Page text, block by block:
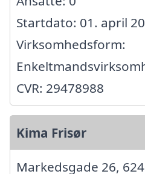
Startdato: 01. april
Virksomhedsform:
CVR: 29478988
Kima Frisør
Markedsgade 26,